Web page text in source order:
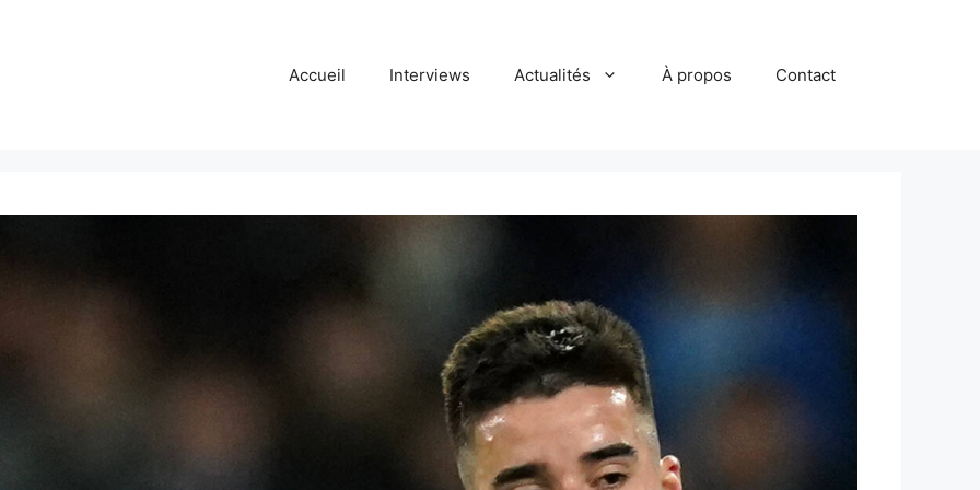
Accueil Interviews Actualités À propos Contact